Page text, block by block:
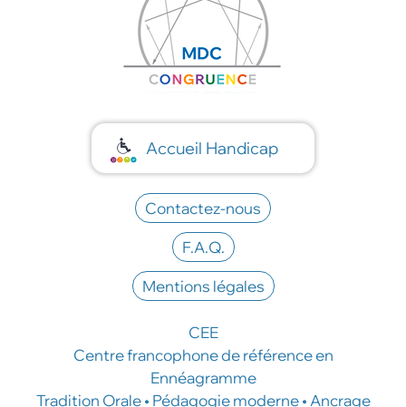
Accueil Handicap
Contactez-nous
F.A.Q.
Mentions légales
CEE
Centre francophone de référence en
Ennéagramme
Tradition Orale • Pédagogie moderne • Ancrage